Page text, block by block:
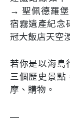
→ 聖佩德羅
宿霧遺產紀
冠大飯店天空
若你是以海島
三個歷史景點
摩、購物。
—